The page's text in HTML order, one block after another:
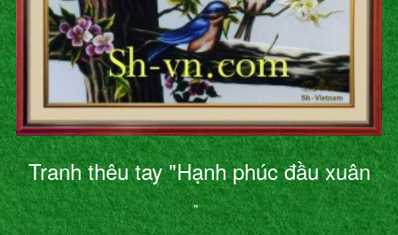
Tranh thêu tay "Hạnh phúc đầu xuân
"